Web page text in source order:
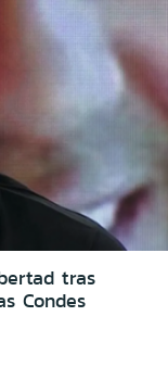
tras
Condes